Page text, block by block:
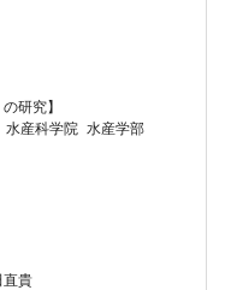
研究】
産科学院 水産学部
貴